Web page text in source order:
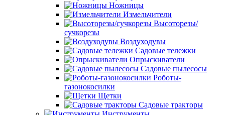
Ножницы
Измельчители
Высоторезы/
сучкорезы
Воздуходувы
Садовые тележки
Опрыскиватели
Садовые пылесосы
Роботы-
газонокосилки
Щетки
Садовые тракторы